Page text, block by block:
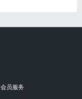
会员服务